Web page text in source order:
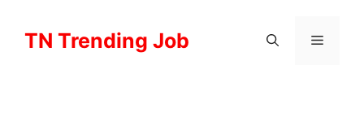
contentTN Trending Job Menu